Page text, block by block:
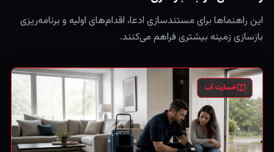
این راهنماها برای مستندسازی ادعا، اقدام‌های اولیه و برنامه‌ریزی
بازسازی زمینه بیشتری فراهم می‌کنند.
خسارت آب